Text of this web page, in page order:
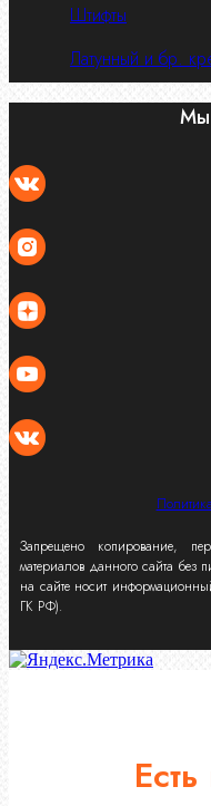
Штифты
Латунный и бр.
Мы
Запрещено копирование,
материалов данного сайта без
на сайте носит
ГК РФ).